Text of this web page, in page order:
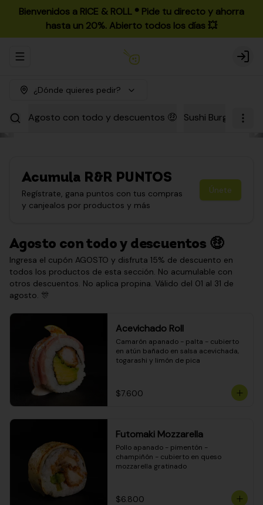
Bienvenidos a RICE & ROLL ®️ Pide tu directo y ahorra
hasta un 20%. Abierto todos los días 💥
Abrir menu de navegación Login
¿Dónde quieres pedir?
Agosto con todo y descuentos 🤑 Sushi Burgers
Acumula R&R PUNTOS
Regístrate, gana puntos con tus compras
y canjealos por productos y más
Únete
Agosto con todo y descuentos 🤑
Ingresa el cupón AGOSTO y disfruta 15% de descuento en
todos los productos de esta sección. No acumulable con
otros descuentos. No aplica propina. Válido del 01 al 31 de
agosto. 🎊
Acevichado Roll
Camarón apanado - palta - cubierto
en atún bañado en salsa acevichada,
togarashi y limón de pica
$7.600
Futomaki Mozzarella
Pollo apanado - pimentón -
champiñón - cubierto en queso
mozzarella gratinado
$6.800